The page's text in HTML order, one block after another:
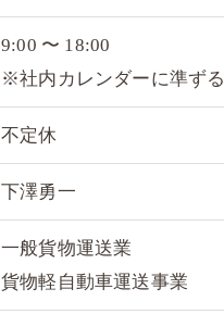
9:00 〜 18:00
※社内カレンダーに準ずる
不定休
下澤勇一
一般貨物運送業
貨物軽自動車運送事業